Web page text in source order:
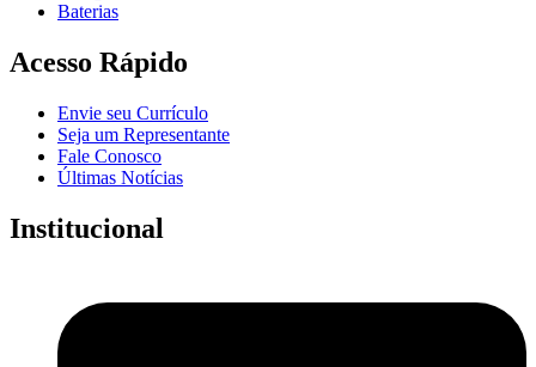
Baterias
Acesso Rápido
Envie seu Currículo
Seja um Representante
Fale Conosco
Últimas Notícias
Institucional